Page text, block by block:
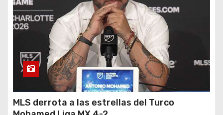
MLS derrota a las estrellas del Turco